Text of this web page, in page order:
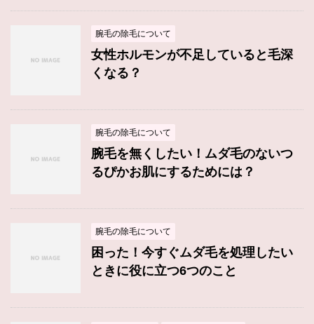
腕毛の除毛について
女性ホルモンが不足していると毛深
くなる？
腕毛の除毛について
腕毛を無くしたい！ムダ毛のないつ
るぴかお肌にするためには？
腕毛の除毛について
困った！今すぐムダ毛を処理したい
ときに役に立つ6つのこと